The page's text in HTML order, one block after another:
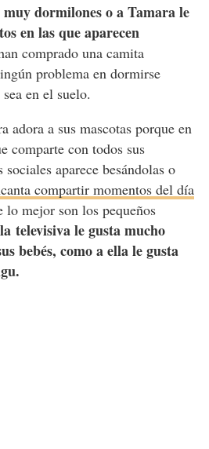
dormilones o a Tamara le
en las que aparecen
comprado una camita
problema en dormirse
en el suelo.
adora a sus mascotas porque en
comparte con todos sus
sociales aparece besándolas o
compartir momentos del día
lo mejor son los pequeños
televisiva le gusta mucho
bebés, como a ella le gusta